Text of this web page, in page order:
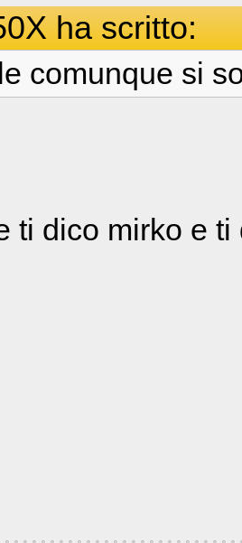
ha scritto:
comunque si
ti dico mirko e